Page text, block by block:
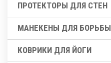
ПРОТЕКТОРЫ ДЛЯ СТЕН
МАНЕКЕНЫ ДЛЯ БОРЬБЫ
КОВРИКИ ДЛЯ ЙОГИ